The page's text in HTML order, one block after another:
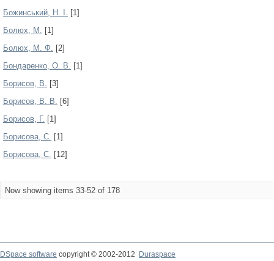
Божинський, Н. І. [1]
Болюх, М. [1]
Болюх, М. Ф. [2]
Бондаренко, О. В. [1]
Борисов, В. [3]
Борисов, В. В. [6]
Борисов, Г. [1]
Борисова, C. [1]
Борисова, С. [12]
Now showing items 33-52 of 178
DSpace software copyright © 2002-2012
Duraspace